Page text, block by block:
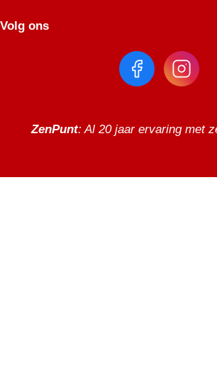
Inzichten die je verder leiden op het
Niemand kan je op dat pad voorgaan,
die je helemaal zelf aflegt. Het enige
praktiseren, zazen beoefenen en
Tegelijkertijd is de weg die je
Volg ons
ZenPunt: Al 20 jaar ervaring met